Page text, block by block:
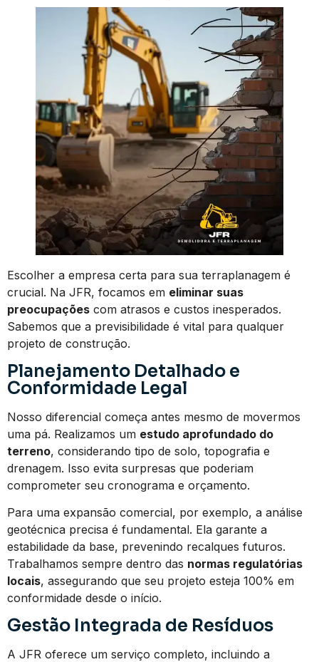
Escolher a empresa certa para sua terraplanagem é
crucial. Na JFR, focamos em eliminar suas
preocupações com atrasos e custos inesperados.
Sabemos que a previsibilidade é vital para qualquer
projeto de construção.
Planejamento Detalhado e
Conformidade Legal
Nosso diferencial começa antes mesmo de movermos
uma pá. Realizamos um estudo aprofundado do
terreno, considerando tipo de solo, topografia e
drenagem. Isso evita surpresas que poderiam
comprometer seu cronograma e orçamento.
Para uma expansão comercial, por exemplo, a análise
geotécnica precisa é fundamental. Ela garante a
estabilidade da base, prevenindo recalques futuros.
Trabalhamos sempre dentro das normas regulatórias
locais, assegurando que seu projeto esteja 100% em
conformidade desde o início.
Gestão Integrada de Resíduos
A JFR oferece um serviço completo, incluindo a